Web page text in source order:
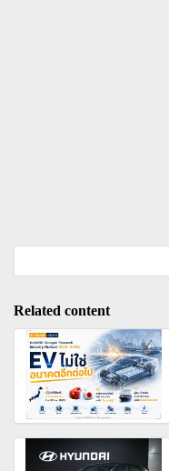
Related content